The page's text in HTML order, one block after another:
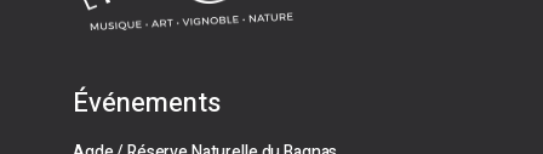
Événements